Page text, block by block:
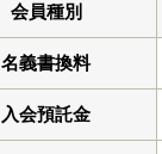
会員種別
名義書換料
入会預託金